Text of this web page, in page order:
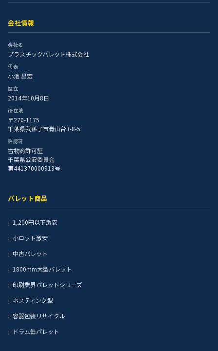
会社情報
会社名
プラスチックパレット株式会社
代表
小池 昌宏
設立
2014年10月8日
所在地
〒270-1175
千葉県我孫子市青山台3-8-5
許認可
古物商許可証
千葉県公安委員会
第441370000913号
パレット商品
1,200円以下激安
小ロット激安
中古パレット
1800mm大型パレット
印刷業界パレットシリーズ
ネスティング型
容器包装リサイクル
ドラム缶パレット